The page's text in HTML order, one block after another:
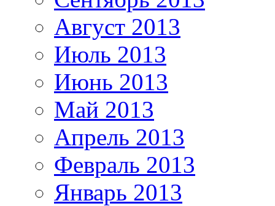
Август 2013
Июль 2013
Июнь 2013
Май 2013
Апрель 2013
Февраль 2013
Январь 2013